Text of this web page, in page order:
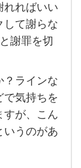
れればいい
して謝らな
謝罪を切
？ラインな
で気持ちを
すが、こん
いうのがあ